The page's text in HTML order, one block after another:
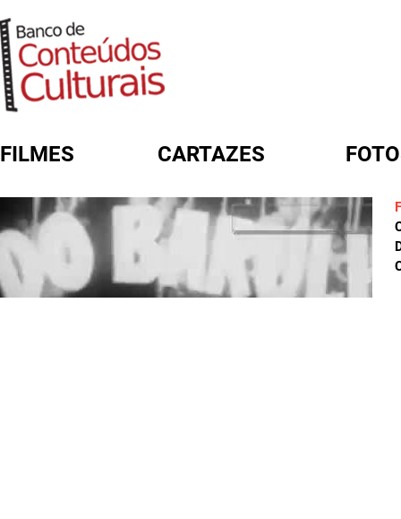
FILMES CARTAZES
FORMULÁRIO DE BUSCA